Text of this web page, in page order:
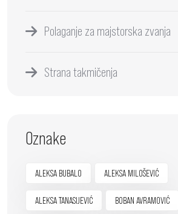
Polaganje za majstorska zvanja
Strana takmičenja
Oznake
ALEKSA BUBALO ALEKSA MILOŠEVIĆ
ALEKSA TANASIJEVIĆ BOBAN AVRAMOVIĆ